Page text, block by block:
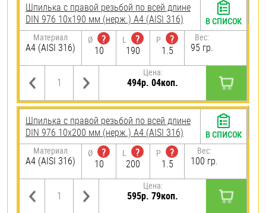
Шпилька с правой резьбой по всей длине
DIN 976 10х190 мм (нерж.) A4 (AISI 316)
Материал
A4 (AISI 316)
Ø
?
10
L
?
190
P
?
1.5
Вес:
95 гр.
Цена:
494р. 04коп.
В СПИСОК
Шпилька с правой резьбой по всей длине
DIN 976 10х200 мм (нерж.) A4 (AISI 316)
Материал
A4 (AISI 316)
Ø
?
10
L
?
200
P
?
1.5
Вес:
100 гр.
Цена:
595р. 79коп.
В СПИСОК